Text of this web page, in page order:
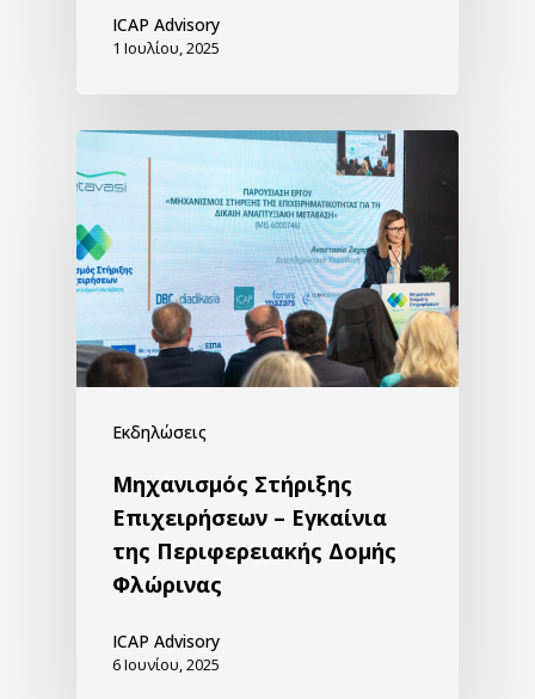
ICAP Advisory
1 Ιουλίου, 2025
Εκδηλώσεις
Μηχανισμός Στήριξης
Επιχειρήσεων – Εγκαίνια
της Περιφερειακής Δομής
Φλώρινας
ICAP Advisory
6 Ιουνίου, 2025